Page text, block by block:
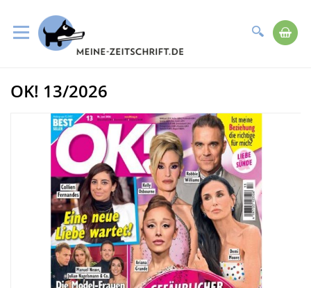
Suche
zum
Inhalt
Zum
Bildergalerie
springen
OK! 13/2026